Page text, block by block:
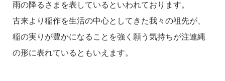
雨の降るさまを表しているといわれております。
古来より稲作を生活の中心としてきた我々の祖先が、
稲の実りが豊かになることを強く願う気持ちが注連縄
の形に表れているともいえます。